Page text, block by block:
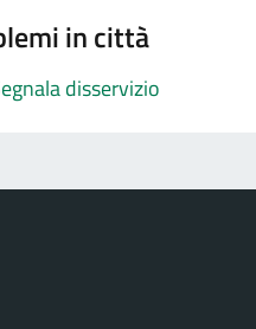
in città
disservizio